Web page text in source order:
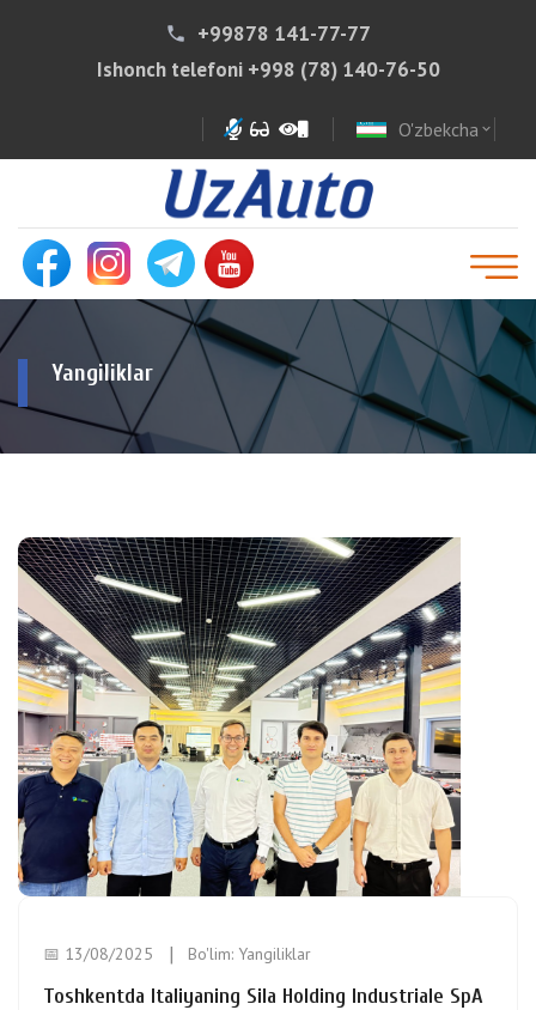
phone
+99878 141-77-77
Ishonch telefoni +998 (78) 140-76-50
O'zbekcha expand_more
Yangiliklar
📅 13/08/2025 Bo'lim: Yangiliklar
Toshkentda Italiyaning Sila Holding Industriale SpA